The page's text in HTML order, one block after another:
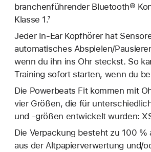
branchenführender Bluetooth®
Klasse 1.⁷
Jeder In-Ear Kopfhörer hat
automatisches Abspielen/
wenn du ihn ins Ohr steckst. So
Training sofort starten, wenn du
Die Powerbeats Fit kommen mit
vier Größen, die für
und -größen entwickelt wurden:
Die Verpackung besteht zu 100 %
aus der Altpapierverwertung und/